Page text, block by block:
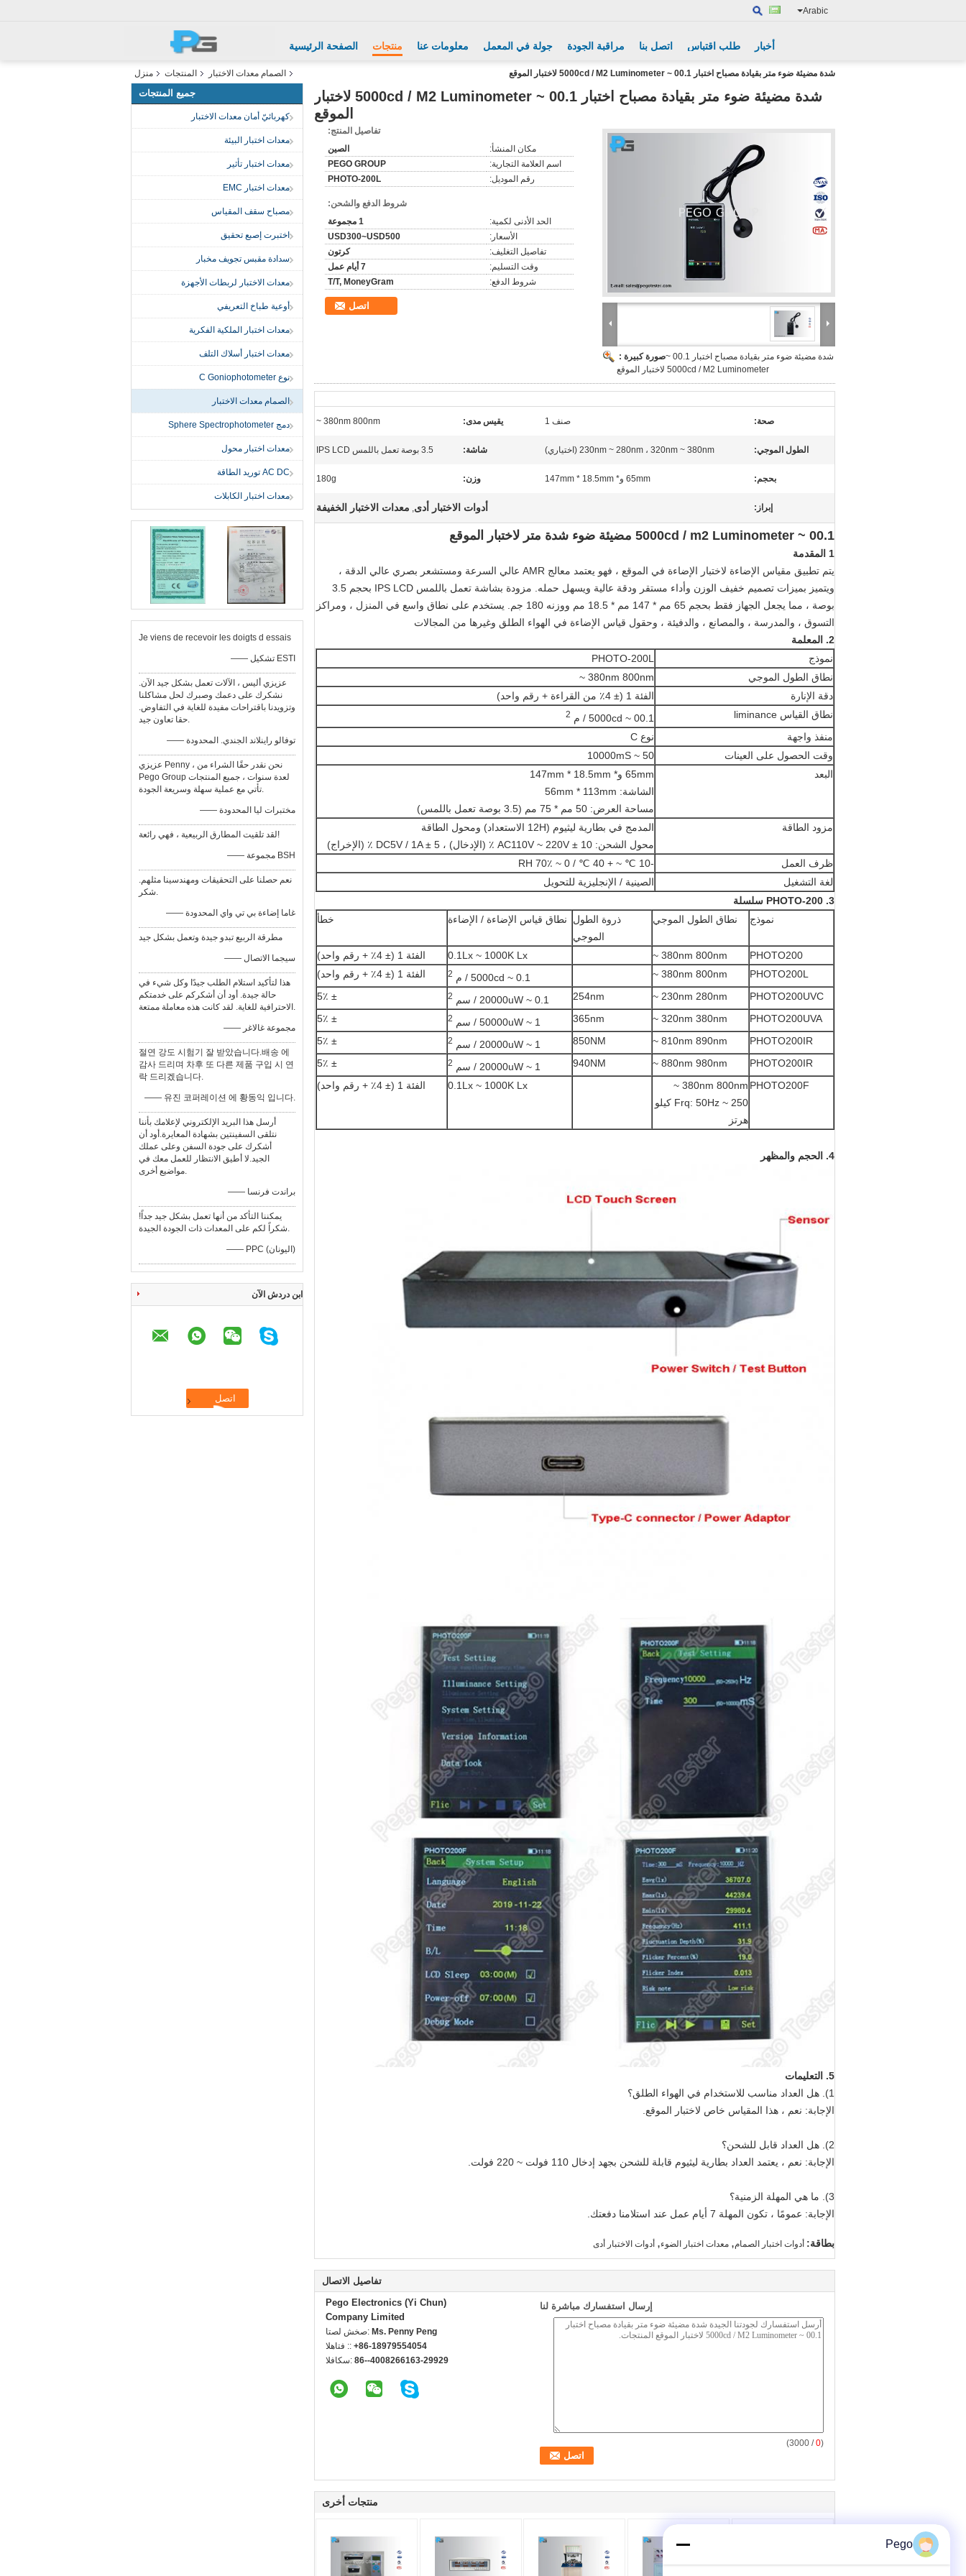
Arabic
الصفحة الرئيسية منتجات معلومات عنا جولة في المعمل مراقبة الجودة اتصل بنا طلب اقتباس أخبار
منزل المنتجات الصمام معدات الاختبار شدة مضيئة ضوء متر بقيادة مصباح اختبار 00.1 ~ 5000cd / M2 Luminometer لاختبار الموقع
جميع المنتجات
كهربائيّ أمان معدات الاختبار
معدات اختبار البيئة
معدات اختبار تأثير
معدات اختبار EMC
مصباح سقف المقياس
اختبرت إصبع تحقيق
سدادة مقبس تجويف مخبار
معدات الاختبار لربطات الأجهزة
أوعية طباخ التعريفي
معدات اختبار الملكية الفكرية
معدات اختبار أسلاك التلف
نوع C Goniophotometer
الصمام معدات الاختبار
دمج Sphere Spectrophotometer
معدات اختبار محول
AC DC توريد الطاقة
معدات اختبار الكابلات
Je viens de recevoir les doigts d essais
—— تشكيل ESTI
عزيزي أليس ، الآلات تعمل بشكل جيد الآن.
نشكرك على دعمك وصبرك لحل مشاكلنا
وتزويدنا باقتراحات مفيدة للغاية في التفاوض.
حقا تعاون جيد.
—— توفالو راينلاند الجندي. المحدودة
عزيزي Penny ، نحن نقدر حقًا الشراء من
Pego Group لعدة سنوات ، جميع المنتجات
تأتي مع عملية سهلة وسريعة الجودة.
—— مختبرات ليا المحدودة
لقد تلقيت المطارق الربيعية ، فهي رائعة!
—— مجموعة BSH
نعم حصلنا على التحقيقات ومهندسينا مثلهم.
شكر.
—— غاما إضاءة بي تي واي المحدودة
مطرقة الربيع تبدو جيدة وتعمل بشكل جيد
—— سيجما الاتصال
هذا لتأكيد استلام الطلب جيدًا وكل شيء في
حالة جيدة. أود أن أشكركم على خدمتكم
الاحترافية للغاية. لقد كانت هذه معاملة ممتعة.
—— مجموعة غالاغر
절연 강도 시험기 잘 받았습니다.배송 에
감사 드리며 차후 또 다른 제품 구입 시 연
락 드리겠습니다.
—— 유진 코퍼레이션 에 황동익 입니다.
أرسل هذا البريد الإلكتروني لإعلامك بأننا
نتلقى السفينتين بشهادة المعايرة.أود أن
أشكرك على جودة السفن وعلى عملك
الجيد.لا أطيق الانتظار للعمل معك في
مواضيع أخرى.
—— براندت فرنسا
يمكننا التأكد من أنها تعمل بشكل جيد جداً!
شكراً لكم على المعدات ذات الجودة الجيدة.
—— PPC (اليونان)
ابن دردش الآن
شدة مضيئة ضوء متر بقيادة مصباح اختبار 00.1 ~ 5000cd / M2 Luminometer لاختبار
الموقع
صورة كبيرة :شدة مضيئة ضوء متر بقيادة مصباح اختبار 00.1 ~
5000cd / M2 Luminometer لاختبار الموقع
تفاصيل المنتج:
مكان المنشأ:
الصين
اسم العلامة التجارية:
PEGO GROUP
رقم الموديل:
PHOTO-200L
شروط الدفع والشحن:
الحد الأدنى لكمية:
1 مجموعة
الأسعار:
USD300~USD500
تفاصيل التغليف:
كرتون
وقت التسليم:
7 أيام عمل
شروط الدفع:
T/T, MoneyGram
اتصل
صحة: صنف 1 يقيس مدى: 380nm 800nm ​​~
الطول الموجي: 230nm ~ 280nm ، 320nm ~ 380nm (اختياري) شاشة: 3.5 بوصة تعمل باللمس IPS LCD
بحجم: 65mm و* 147mm * 18.5mm وزن: 180g
إبراز: أدوات الاختبار أدى, معدات الاختبار الخفيفة
00.1 ~ 5000cd / m2 Luminometer مضيئة ضوء شدة متر لاختبار الموقع
1 المقدمة
يتم تطبيق مقياس الإضاءة لاختبار الإضاءة في الموقع ، فهو يعتمد معالج AMR عالي السرعة ومستشعر بصري عالي الدقة ،
ويتميز بميزات تصميم خفيف الوزن وأداء مستقر ودقة عالية ويسهل حمله. مزودة بشاشة تعمل باللمس IPS LCD بحجم 3.5
بوصة ، مما يجعل الجهاز فقط بحجم 65 مم * 147 مم * 18.5 مم ووزنه 180 جم. يستخدم على نطاق واسع في المنزل ، ومراكز
التسوق ، والمدرسة ، والمصانع ، والدفيئة ، وحقول قياس الإضاءة في الهواء الطلق وغيرها من المجالات
2. المعلمة
نموذج
PHOTO-200L
نطاق الطول الموجي
380nm 800nm ​​~
دقة الإنارة
الفئة 1 (± 4٪ من القراءة + رقم واحد)
نطاق القياس liminance
00.1 ~ 5000cd / م 2
منفذ واجهة
نوع C
وقت الحصول على العينات
50 ~ 10000mS
البعد
65mm و* 147mm * 18.5mm
الشاشة: 56mm * 113mm
مساحة العرض: 50 مم * 75 مم (3.5 بوصة تعمل باللمس)
مزود الطاقة
المدمج في بطارية ليثيوم (12H الاستعداد) ومحول الطاقة
محول الشحن: AC110V ~ 220V ± 10 ٪ (الإدخال) ، DC5V / 1A ± 5 ٪ (الإخراج)
ظرف العمل
-10 ℃ ~ + 40 ℃ / 0 ~ 70٪ RH
لغة التشغيل
الصينية / الإنجليزية للتحويل
3. PHOTO-200 سلسلة
نموذج
نطاق الطول الموجي
ذروة الطول
الموجي
نطاق قياس الإضاءة / الإضاءة خطأ
PHOTO200
380nm 800nm ~
0.1Lx ~ 1000K Lx
الفئة 1 (± 4٪ + رقم واحد)
PHOTO200L
380nm 800nm ~ 0.1 ~ 5000cd / م 2
الفئة 1 (± 4٪ + رقم واحد)
PHOTO200UVC
230nm 280nm ~
254nm 0.1 ~ 20000uW / سم 2
± 5٪
PHOTO200UVA
320nm 380nm ~
365nm 1 ~ 50000uW / سم 2
± 5٪
PHOTO200IR
810nm 890nm ~
850NM 1 ~ 20000uW / سم 2
± 5٪
PHOTO200IR
880nm 980nm ~
940NM 1 ~ 20000uW / سم 2
± 5٪
PHOTO200F
380nm 800nm ~
Frq: 50Hz ~ 250 كيلو
هرتز
0.1Lx ~ 1000K Lx الفئة 1 (± 4٪ + رقم واحد)
4. الحجم والمظهر
5. التعليمات
1). هل العداد مناسب للاستخدام في الهواء الطلق؟
الإجابة: نعم ، هذا المقياس خاص لاختبار الموقع.
2). هل العداد قابل للشحن؟
الإجابة: نعم ، يعتمد العداد بطارية ليثيوم قابلة للشحن بجهد إدخال 110 فولت ~ 220 فولت.
3). ما هي المهلة الزمنية؟
الإجابة: عمومًا ، تكون المهلة 7 أيام عمل عند استلامنا دفعتك.
بطاقة: أدوات اختبار الصمام, معدات اختبار الضوء, أدوات الاختبار أدى
تفاصيل الاتصال
Pego Electronics (Yi Chun)
Company Limited
اتصل شخص: Ms. Penny Peng
الهاتف :: +86-18979554054
الفاكس: 86--4008266163-29929
إرسال استفسارك مباشرة لنا
(
0
/ 3000)
منتجات أخرى
Pego